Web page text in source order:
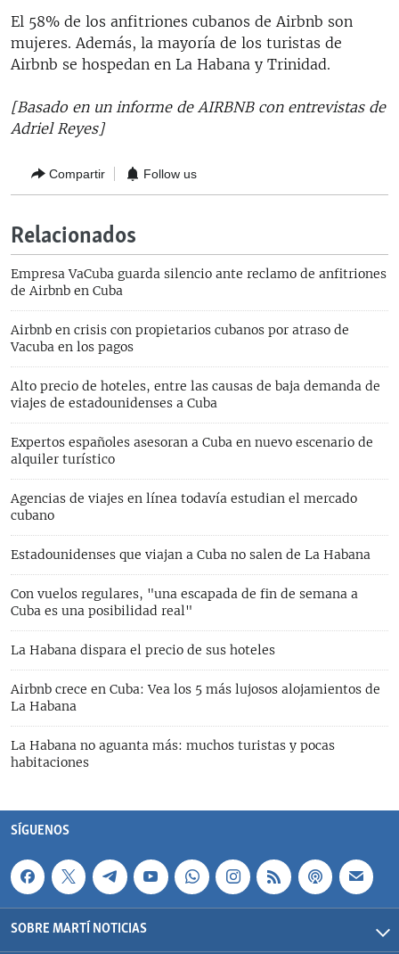
El 58% de los anfitriones cubanos de Airbnb son
mujeres. Además, la mayoría de los turistas de
Airbnb se hospedan en La Habana y Trinidad.
[Basado en un informe de AIRBNB con entrevistas de
Adriel Reyes]
Compartir Follow us
Relacionados
Empresa VaCuba guarda silencio ante reclamo de anfitriones
de Airbnb en Cuba
Airbnb en crisis con propietarios cubanos por atraso de
Vacuba en los pagos
Alto precio de hoteles, entre las causas de baja demanda de
viajes de estadounidenses a Cuba
Expertos españoles asesoran a Cuba en nuevo escenario de
alquiler turístico
Agencias de viajes en línea todavía estudian el mercado
cubano
Estadounidenses que viajan a Cuba no salen de La Habana
Con vuelos regulares, "una escapada de fin de semana a
Cuba es una posibilidad real"
La Habana dispara el precio de sus hoteles
Airbnb crece en Cuba: Vea los 5 más lujosos alojamientos de
La Habana
La Habana no aguanta más: muchos turistas y pocas
habitaciones
SÍGUENOS
SOBRE MARTÍ NOTICIAS